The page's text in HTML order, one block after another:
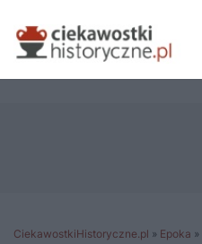
CiekawostkiHistoryczne.pl » Epoka »